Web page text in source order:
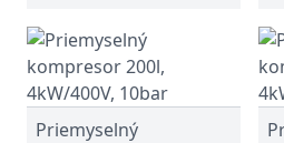
Priemyselný